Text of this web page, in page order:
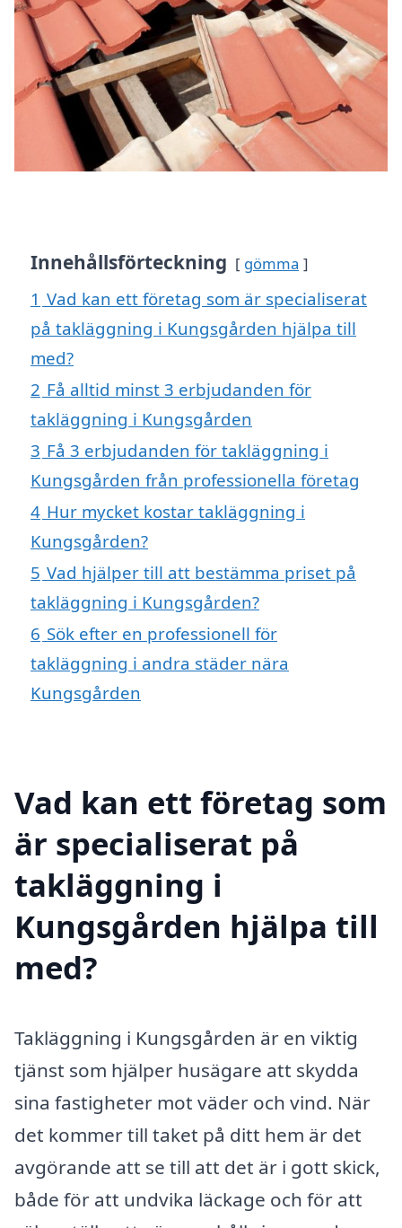
Innehållsförteckning gömma
1 Vad kan ett företag som är specialiserat
på takläggning i Kungsgården hjälpa till
med?
2 Få alltid minst 3 erbjudanden för
takläggning i Kungsgården
3 Få 3 erbjudanden för takläggning i
Kungsgården från professionella företag
4 Hur mycket kostar takläggning i
Kungsgården?
5 Vad hjälper till att bestämma priset på
takläggning i Kungsgården?
6 Sök efter en professionell för
takläggning i andra städer nära
Kungsgården
Vad kan ett företag som
är specialiserat på
takläggning i
Kungsgården hjälpa till
med?
Takläggning i Kungsgården är en viktig
tjänst som hjälper husägare att skydda
sina fastigheter mot väder och vind. När
det kommer till taket på ditt hem är det
avgörande att se till att det är i gott skick,
både för att undvika läckage och för att